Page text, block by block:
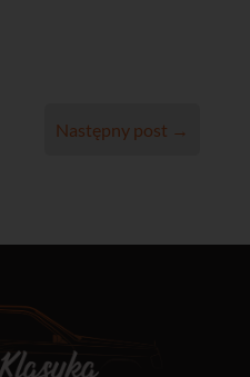
Następny post →